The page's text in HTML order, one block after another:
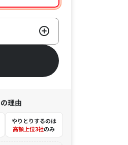
理由
やりとりするのは
高額上位3社のみ